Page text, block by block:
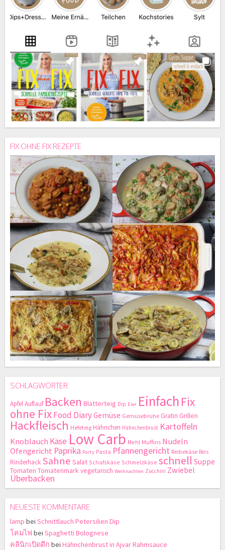
FIX OHNE FIX REZEPTE
SCHLAGWÖRTER
ApfelAuflauf Backen Blätterteig Dip Eier Einfach Fix
ohne FixFood DiaryGemüse Gemüsebrühe Gratin Grillen
Hackfleisch Hefeteig Hähnchen Hähnchenbrust Kartoffeln
Knoblauch Käse Low Carb Mehl Muffins Nudeln
Ofengericht Paprika Party Pasta Pfannengericht Reibekäse Reis
Rinderhack Sahne Salat Schafskäse Schmelzkäse schnell Suppe
Tomaten Tomatenmarkvegetarisch Weihnachten Zucchini Zwiebel
Überbacken
NEUESTE KOMMENTARE
lamp bei Schnittlauch Petersilien Dip
โคมไฟ bei Spaghetti Bolognese
คลินิกเปิดดึก bei Hähnchenbrust in Ajvar Rahmsauce